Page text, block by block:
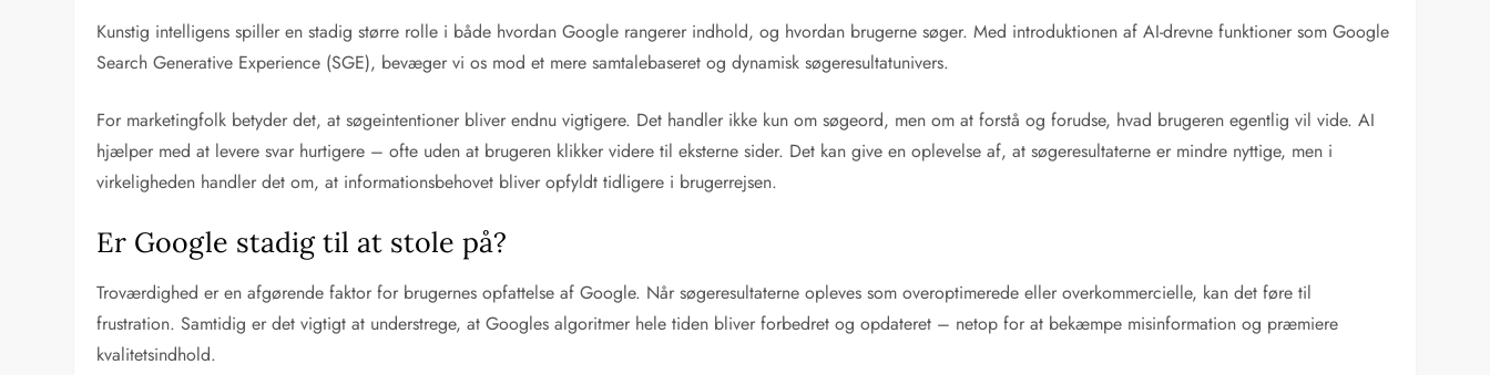
Kunstig intelligens spiller en stadig større rolle i både hvordan Google rangerer indhold, og hvordan brugerne søger. Med introduktionen af AI-drevne funktioner som Google
Search Generative Experience (SGE), bevæger vi os mod et mere samtalebaseret og dynamisk søgeresultatunivers.
For marketingfolk betyder det, at søgeintentioner bliver endnu vigtigere. Det handler ikke kun om søgeord, men om at forstå og forudse, hvad brugeren egentlig vil vide. AI
hjælper med at levere svar hurtigere – ofte uden at brugeren klikker videre til eksterne sider. Det kan give en oplevelse af, at søgeresultaterne er mindre nyttige, men i
virkeligheden handler det om, at informationsbehovet bliver opfyldt tidligere i brugerrejsen.
Er Google stadig til at stole på?
Troværdighed er en afgørende faktor for brugernes opfattelse af Google. Når søgeresultaterne opleves som overoptimerede eller overkommercielle, kan det føre til
frustration. Samtidig er det vigtigt at understrege, at Googles algoritmer hele tiden bliver forbedret og opdateret – netop for at bekæmpe misinformation og præmiere
kvalitetsindhold.